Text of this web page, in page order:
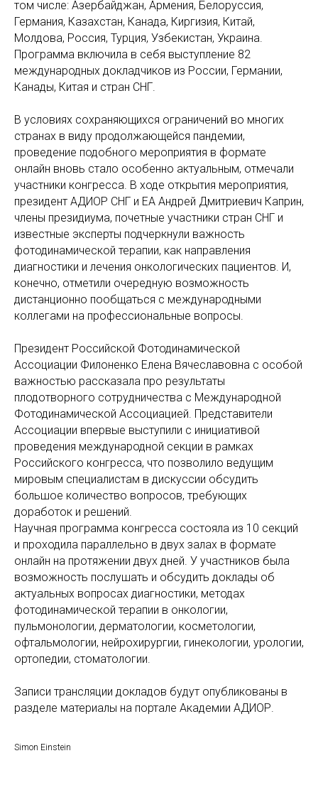
том числе: Азербайджан, Армения, Белоруссия,
Германия, Казахстан, Канада, Киргизия, Китай,
Молдова, Россия, Турция, Узбекистан, Украина.
Программа включила в себя выступление 82
международных докладчиков из России, Германии,
Канады, Китая и стран СНГ.
В условиях сохраняющихся ограничений во многих
странах в виду продолжающейся пандемии,
проведение подобного мероприятия в формате
онлайн вновь стало особенно актуальным, отмечали
участники конгресса. В ходе открытия мероприятия,
президент АДИОР СНГ и ЕА Андрей Дмитриевич Каприн,
члены президиума, почетные участники стран СНГ и
известные эксперты подчеркнули важность
фотодинамической терапии, как направления
диагностики и лечения онкологических пациентов. И,
конечно, отметили очередную возможность
дистанционно пообщаться с международными
коллегами на профессиональные вопросы.
Президент Российской Фотодинамической
Ассоциации Филоненко Елена Вячеславовна с особой
важностью рассказала про результаты
плодотворного сотрудничества с Международной
Фотодинамической Ассоциацией. Представители
Ассоциации впервые выступили с инициативой
проведения международной секции в рамках
Российского конгресса, что позволило ведущим
мировым специалистам в дискуссии обсудить
большое количество вопросов, требующих
доработок и решений.
Научная программа конгресса состояла из 10 секций
и проходила параллельно в двух залах в формате
онлайн на протяжении двух дней. У участников была
возможность послушать и обсудить доклады об
актуальных вопросах диагностики, методах
фотодинамической терапии в онкологии,
пульмонологии, дерматологии, косметологии,
офтальмологии, нейрохирургии, гинекологии, урологии,
ортопедии, стоматологии.
Записи трансляции докладов будут опубликованы в
разделе материалы на портале Академии АДИОР.
Simon Einstein